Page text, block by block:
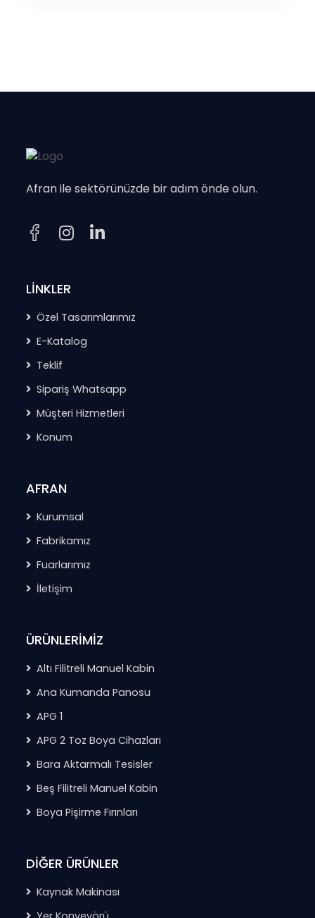
Afran ile sektörünüzde bir adım önde olun.
LİNKLER
Özel Tasarımlarımız
E-Katalog
Teklif
Sipariş Whatsapp
Müşteri Hizmetleri
Konum
AFRAN
Kurumsal
Fabrikamız
Fuarlarımız
İletişim
ÜRÜNLERİMİZ
Altı Filitreli Manuel Kabin
Ana Kumanda Panosu
APG 1
APG 2 Toz Boya Cihazları
Bara Aktarmalı Tesisler
Beş Filitreli Manuel Kabin
Boya Pişirme Fırınları
DİĞER ÜRÜNLER
Kaynak Makinası